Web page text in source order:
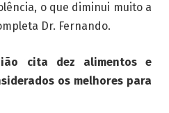
o que diminui muito a
Dr. Fernando.
cita dez alimentos e
os melhores para